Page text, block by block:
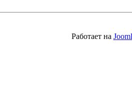
Работает на